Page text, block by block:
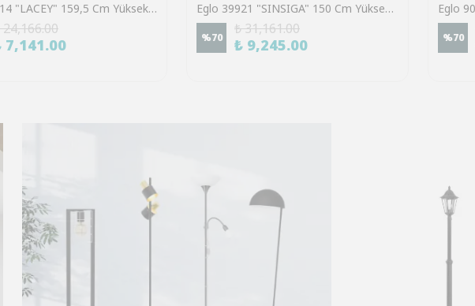
Eglo 43614 "LACEY" 159,5 Cm Yüksekliğinde Çelik, Ahşap Köşe Lambası Lambader
24,166.00
7,141.00
Eglo 39921 "SINSIGA" 150 Cm Yüksekliğinde Çelik Siyah Sarkıt Avize
%70
₺ 31,161.00
₺ 9,245.00 %70